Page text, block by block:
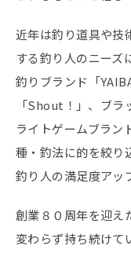
近年は釣り道具や技
する釣り人のニーズ
釣りブランド「
「Shout！」、ブ
ライトゲームブラン
種・釣法に的を絞り
釣り人の満足度アッ
創業８０周年を迎え
変わらず持ち続けて